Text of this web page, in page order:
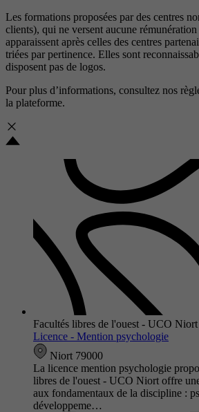
Les formations proposées par des centres
clients), qui ne versent aucune
apparaissent après celles des centres
triées par pertinence. Elles sont
disposent pas de logos.
Pour plus d’informations, consultez nos
la plateforme.
Facultés libres de l'ouest - UCO Niort
Licence - Mention psychologie
Niort 79000
La licence mention psychologie
libres de l'ouest - UCO Niort offre
aux fondamentaux de la discipline :
développeme…